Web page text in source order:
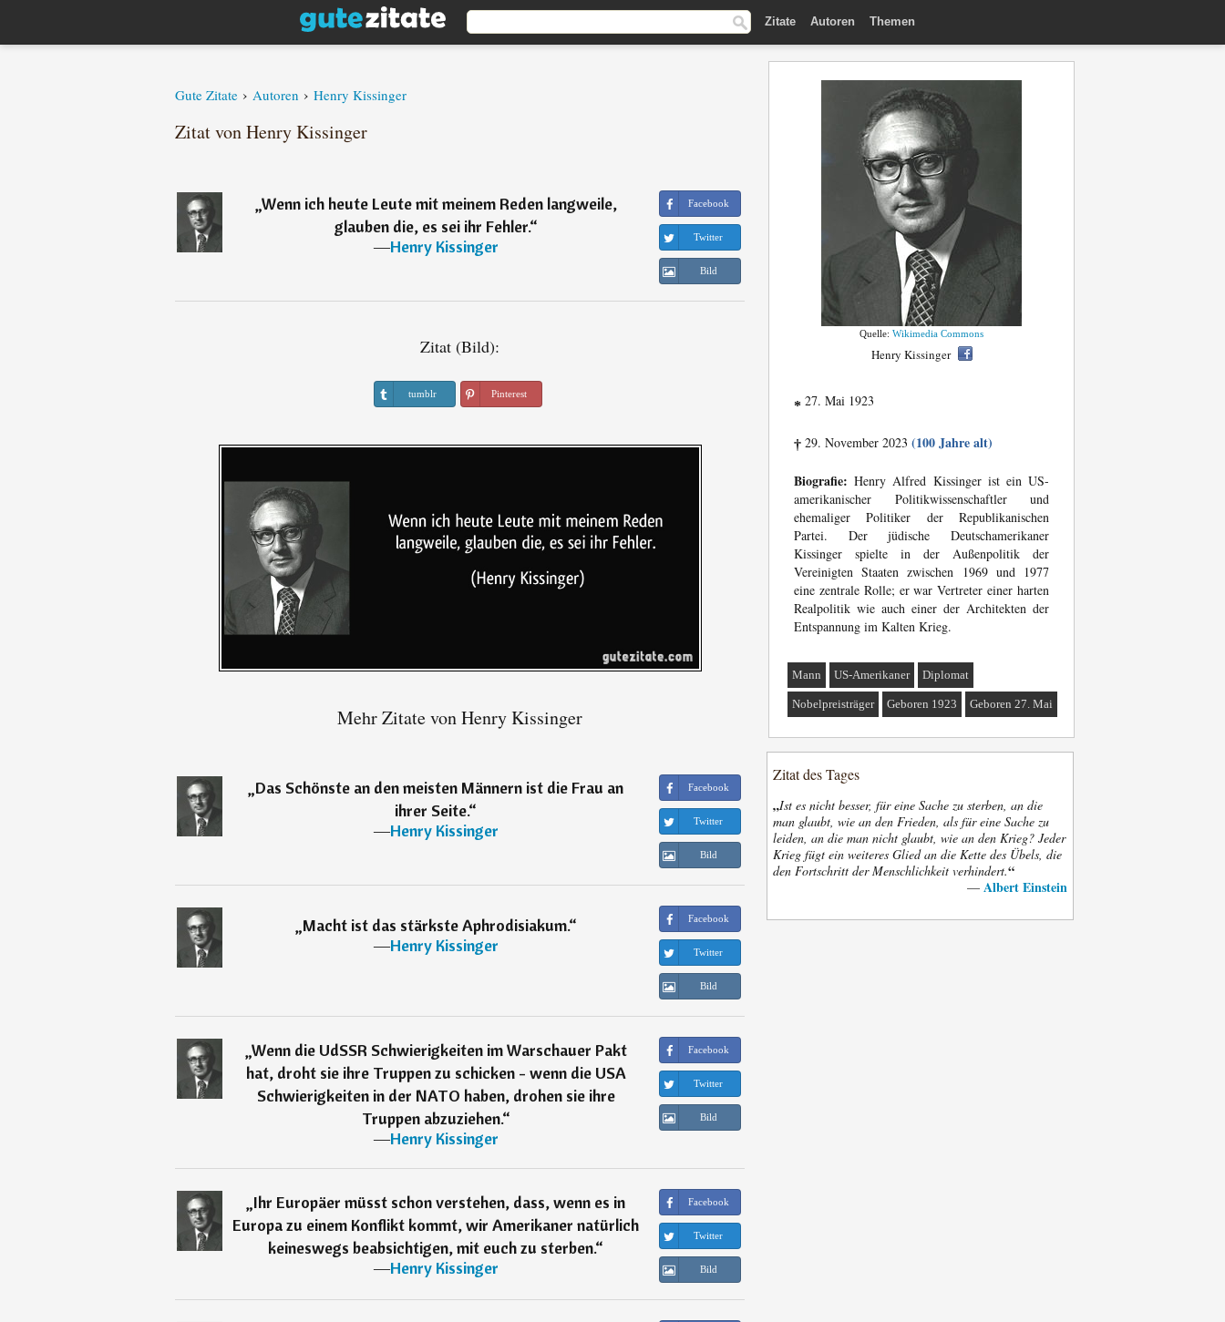
Zitate Autoren Themen
Gute Zitate › Autoren › Henry Kissinger
Zitat von Henry Kissinger
„Wenn ich heute Leute mit meinem Reden langweile,
glauben die, es sei ihr Fehler.“
―Henry Kissinger
Facebook
Twitter
Bild
Zitat (Bild):
tumblr Pinterest
Mehr Zitate von Henry Kissinger
„Das Schönste an den meisten Männern ist die Frau an
ihrer Seite.“
―Henry Kissinger
Facebook
Twitter
Bild
„Macht ist das stärkste Aphrodisiakum.“
―Henry Kissinger
Facebook
Twitter
Bild
„Wenn die UdSSR Schwierigkeiten im Warschauer Pakt
hat, droht sie ihre Truppen zu schicken - wenn die USA
Schwierigkeiten in der NATO haben, drohen sie ihre
Truppen abzuziehen.“
―Henry Kissinger
Facebook
Twitter
Bild
„Ihr Europäer müsst schon verstehen, dass, wenn es in
Europa zu einem Konflikt kommt, wir Amerikaner natürlich
keineswegs beabsichtigen, mit euch zu sterben.“
―Henry Kissinger
Facebook
Twitter
Bild
Quelle: Wikimedia Commons
Henry Kissinger
* 27. Mai 1923
† 29. November 2023 (100 Jahre alt)
Biografie: Henry Alfred Kissinger ist ein US-
amerikanischer Politikwissenschaftler und
ehemaliger Politiker der Republikanischen
Partei. Der jüdische Deutschamerikaner
Kissinger spielte in der Außenpolitik der
Vereinigten Staaten zwischen 1969 und 1977
eine zentrale Rolle; er war Vertreter einer harten
Realpolitik wie auch einer der Architekten der
Entspannung im Kalten Krieg.
Mann US-Amerikaner Diplomat
Nobelpreisträger Geboren 1923 Geboren 27. Mai
Zitat des Tages
„Ist es nicht besser, für eine Sache zu sterben, an die
man glaubt, wie an den Frieden, als für eine Sache zu
leiden, an die man nicht glaubt, wie an den Krieg? Jeder
Krieg fügt ein weiteres Glied an die Kette des Übels, die
den Fortschritt der Menschlichkeit verhindert.“
— Albert Einstein